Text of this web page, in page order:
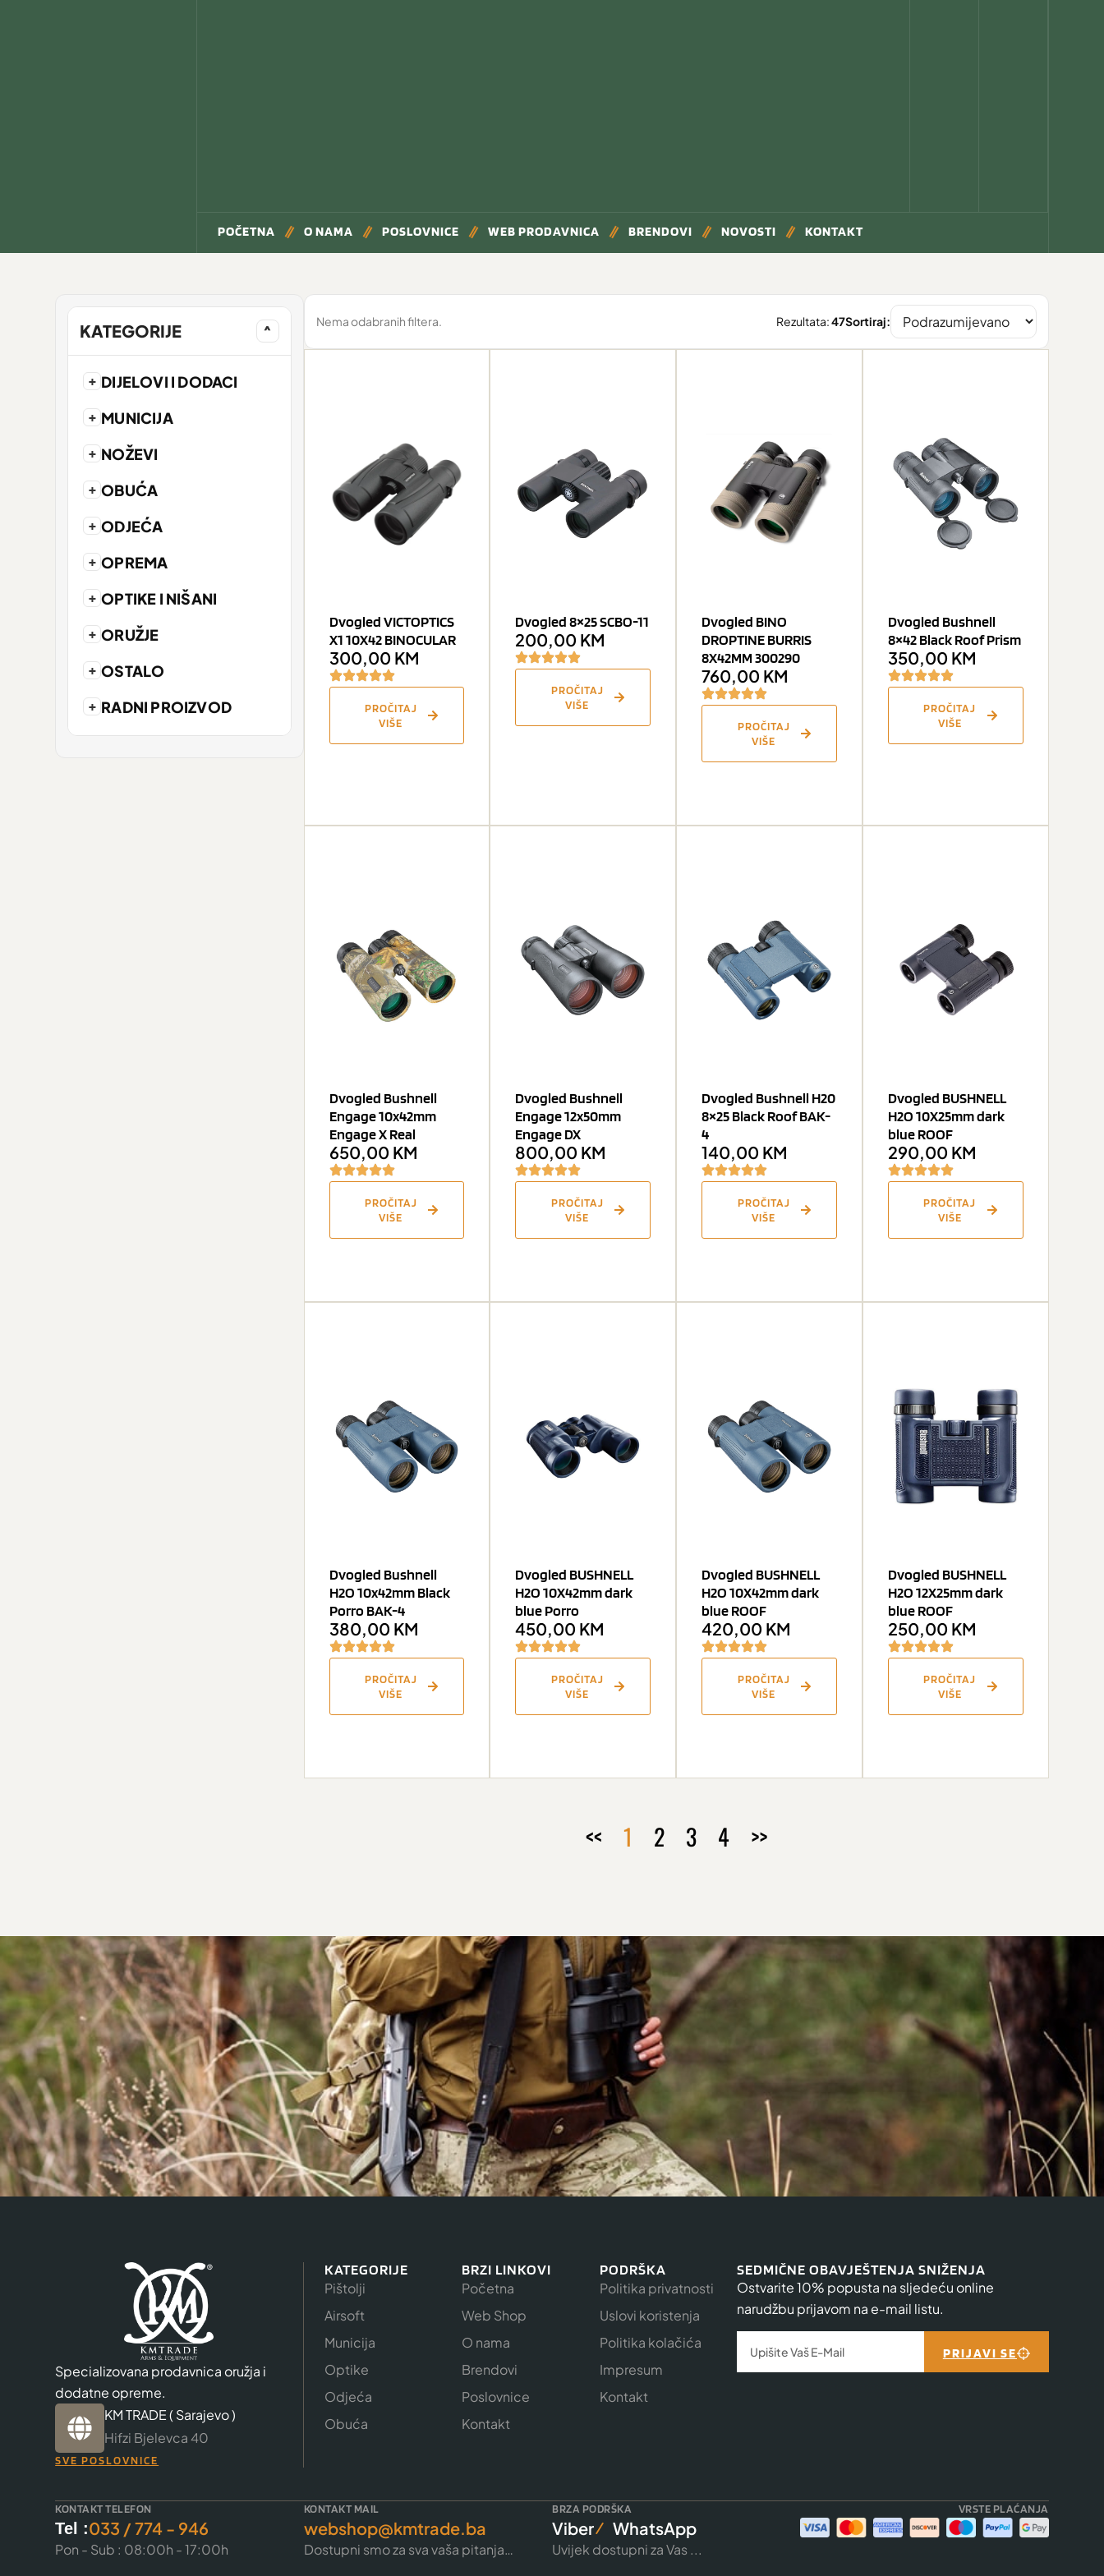
POČETNA O NAMA POSLOVNICE WEB PRODAVNICA BRENDOVI NOVOSTI KONTAKT
KATEGORIJE ^
+ DIJELOVI I DODACI
+ MUNICIJA
+ NOŽEVI
+ OBUĆA
+ ODJEĆA
+ OPREMA
+ OPTIKE I NIŠANI
+ ORUŽJE
+ OSTALO
+ RADNI PROIZVOD
Nema odabranih filtera. Rezultata:47Sortiraj:
Dvogled VICTOPTICS
X1 10X42 BINOCULAR
300,00 KM
PROČITAJ
VIŠE
Dvogled 8×25 SCBO-11
200,00 KM
PROČITAJ
VIŠE
Dvogled BINO
DROPTINE BURRIS
8X42MM 300290
760,00 KM
PROČITAJ
VIŠE
Dvogled Bushnell
8×42 Black Roof Prism
350,00 KM
PROČITAJ
VIŠE
Dvogled Bushnell
Engage 10x42mm
Engage X Real
650,00 KM
PROČITAJ
VIŠE
Dvogled Bushnell
Engage 12x50mm
Engage DX
800,00 KM
PROČITAJ
VIŠE
Dvogled Bushnell H20
8×25 Black Roof BAK-
4
140,00 KM
PROČITAJ
VIŠE
Dvogled BUSHNELL
H2O 10X25mm dark
blue ROOF
290,00 KM
PROČITAJ
VIŠE
Dvogled Bushnell
H2O 10x42mm Black
Porro BAK-4
380,00 KM
PROČITAJ
VIŠE
Dvogled BUSHNELL
H2O 10X42mm dark
blue Porro
450,00 KM
PROČITAJ
VIŠE
Dvogled BUSHNELL
H2O 10X42mm dark
blue ROOF
420,00 KM
PROČITAJ
VIŠE
Dvogled BUSHNELL
H2O 12X25mm dark
blue ROOF
250,00 KM
PROČITAJ
VIŠE
<< 1 2 3 4 >>
Specializovana prodavnica oružja i
dodatne opreme.
KM TRADE ( Sarajevo )
Hifzi Bjelevca 40
SVE POSLOVNICE
KATEGORIJE
Pištolji
Airsoft
Municija
Optike
Odjeća
Obuća
BRZI LINKOVI
Početna
Web Shop
O nama
Brendovi
Poslovnice
Kontakt
PODRŠKA
Politika privatnosti
Uslovi koristenja
Politika kolačića
Impresum
Kontakt
SEDMIČNE OBAVJEŠTENJA SNIŽENJA
Ostvarite 10% popusta na sljedeću online
narudžbu prijavom na e-mail listu.
PRIJAVI SE
KONTAKT TELEFON
Tel :033 / 774 - 946
Pon - Sub : 08:00h - 17:00h
KONTAKT MAIL
webshop@kmtrade.ba
Dostupni smo za sva vaša pitanja…
BRZA PODRŠKA
Viber WhatsApp
Uvijek dostupni za Vas ...
VRSTE PLAĆANJA